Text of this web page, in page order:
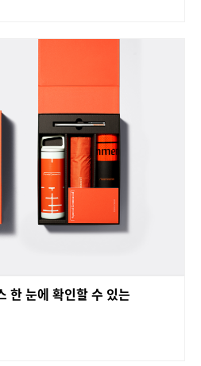
한 눈에 확인할 수 있는